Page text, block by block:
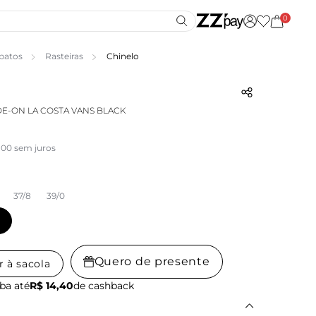
0
Rasteiras Chinelo
ON LA COSTA VANS BLACK
sem juros
37/8 39/0
à sacola Quero de presente
atéR$ 14,40de cashback